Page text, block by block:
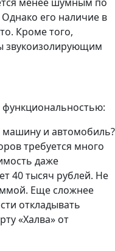
его наличие в
Кроме того,
звукоизолирующим
и автомобиль?
требуется много
даже
40 тысяч рублей. Не
Еще сложнее
откладывать
«Халва» от